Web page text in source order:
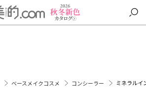
ベースメイクコスメ コンシーラー ミネラルイ